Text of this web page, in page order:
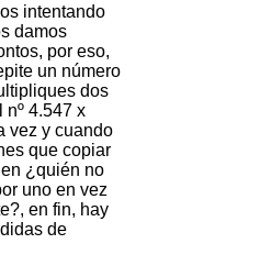
intentando
damos
por eso,
un número
dos
nº 4.547 x
vez y cuando
que copiar
¿quién no
uno en vez
en fin, hay
de